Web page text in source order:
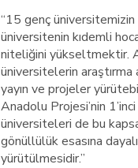
“15 genç
üniversitenin kıdemli
niteliğini yükseltmektir.
üniversitelerin araştırma
yayın ve projeler
Anadolu Projesi’nin
üniversiteleri de bu
gönüllülük esasına
yürütülmesidir.”